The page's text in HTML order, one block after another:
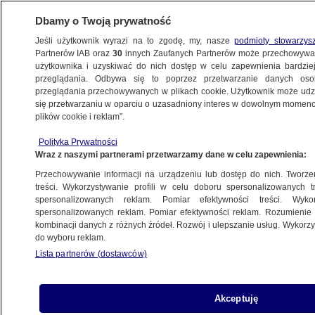
POLSKA
Boniek: mnie nie można
przestraszyć
1.10.2020, 06:54
Udostępnij
M y w Polsce generalnie lubimy ścinać
głowy ludziom, którzy są znani.
aferę to jest tragikomedia, z którą
Dbamy o Twoją prywatność
Jeśli użytkownik wyrazi na to zgodę, my, naszepodmioty
Partnerów IAB oraz30 innych Zaufanych Partnerów może
użytkownika i uzyskiwać do nich dostęp w celu zapewnienia
przeglądania. Odbywa się to poprzez przetwarzanie danych
przeglądania przechowywanych w plikach cookie. Użytkownik może
się przetwarzaniu w oparciu o uzasadniony interes w dowolnym
plików cookie i reklam”.
Polityka Prywatności
Wraz z naszymi partnerami przetwarzamy dane w celu zapewnienia:
Przechowywanie informacji na urządzeniu lub dostęp do nich.
treści. Wykorzystywanie profili w celu doboru spersonalizowanych
spersonalizowanych reklam. Pomiar efektywności treści.
spersonalizowanych reklam. Pomiar efektywności reklam.
kombinacji danych z różnych źródeł. Rozwój i ulepszanie usług.
do wyboru reklam.
Lista partnerów (dostawców)
Akceptuję